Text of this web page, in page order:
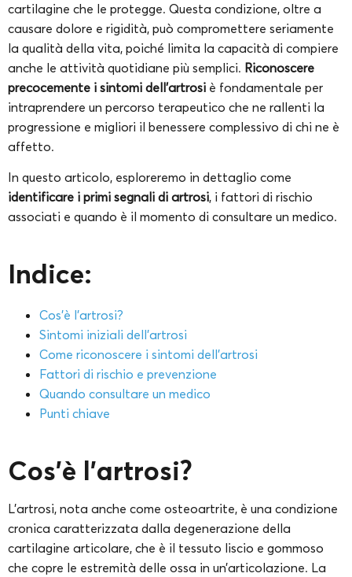
cartilagine che le protegge. Questa condizione, oltre a
causare dolore e rigidità, può compromettere seriamente
la qualità della vita, poiché limita la capacità di compiere
anche le attività quotidiane più semplici. Riconoscere
precocemente i sintomi dell’artrosi è fondamentale per
intraprendere un percorso terapeutico che ne rallenti la
progressione e migliori il benessere complessivo di chi ne è
affetto.
In questo articolo, esploreremo in dettaglio come
identificare i primi segnali di artrosi, i fattori di rischio
associati e quando è il momento di consultare un medico.
Indice:
Cos’è l’artrosi?
Sintomi iniziali dell’artrosi
Come riconoscere i sintomi dell’artrosi
Fattori di rischio e prevenzione
Quando consultare un medico
Punti chiave
Cos’è l’artrosi?
L’artrosi, nota anche come osteoartrite, è una condizione
cronica caratterizzata dalla degenerazione della
cartilagine articolare, che è il tessuto liscio e gommoso
che copre le estremità delle ossa in un’articolazione. La